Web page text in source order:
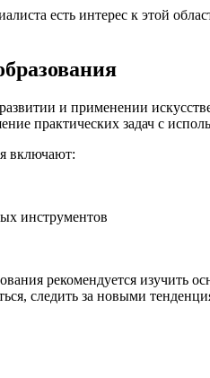
есть интерес к этой
и применении
практических задач с
включают:
инструментов
рекомендуется изучить
следить за новыми